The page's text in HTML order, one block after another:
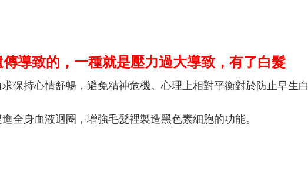
導致的，一種就是壓力過大導致，有了白髮
保持心情舒暢，避免精神危機。心理上相對平衡對於防止早生白
全身血液迴圈，增強毛髮裡製造黑色素細胞的功能。